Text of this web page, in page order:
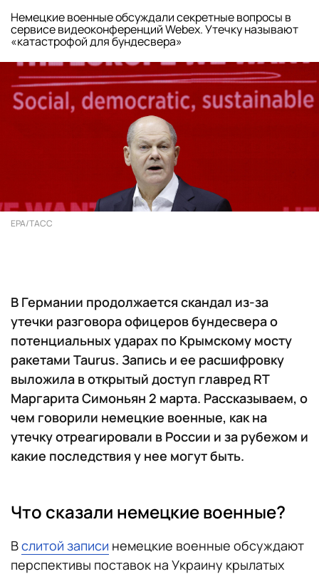
Немецкие военные обсуждали секретные вопросы в
сервисе видеоконференций Webex. Утечку называют
«катастрофой для бундесвера»
EPA/ТАСС
В Германии продолжается скандал из-за
утечки разговора офицеров бундесвера о
потенциальных ударах по Крымскому мосту
ракетами Taurus. Запись и ее расшифровку
выложила в открытый доступ главред RT
Маргарита Симоньян 2 марта. Рассказываем, о
чем говорили немецкие военные, как на
утечку отреагировали в России и за рубежом и
какие последствия у нее могут быть.
Что сказали немецкие военные?
Вслитой записи немецкие военные обсуждают
перспективы поставок на Украину крылатых